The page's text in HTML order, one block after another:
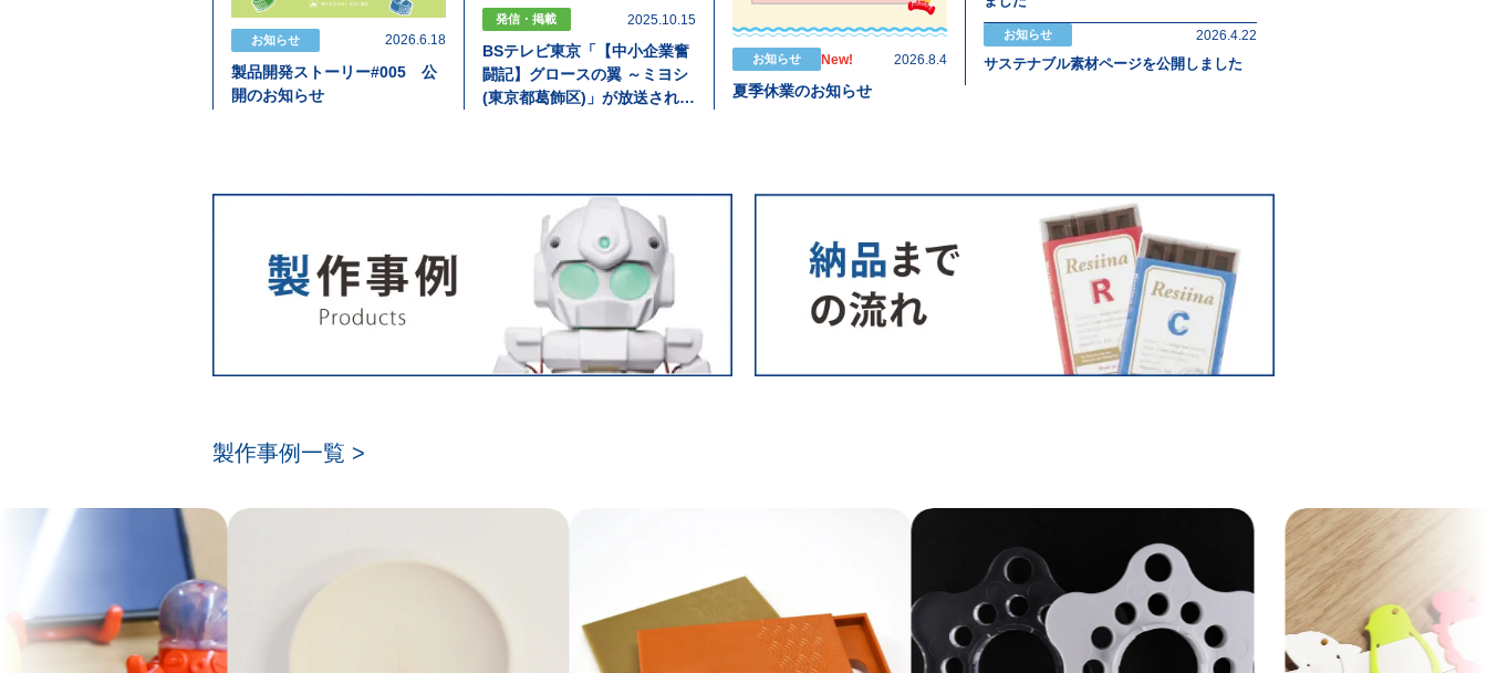
お知らせ 2026.6.18
製品開発ストーリー#005 公
開のお知らせ
発信・掲載 2025.10.15
BSテレビ東京「【中小企業奮
闘記】グロースの翼 ～ミヨシ
(東京都葛飾区)」が放送されま
お知らせ New! 2026.8.4
夏季休業のお知らせ
お知らせ 2026.4.22
サステナブル素材ページを公開しました
製作事例一覧 >